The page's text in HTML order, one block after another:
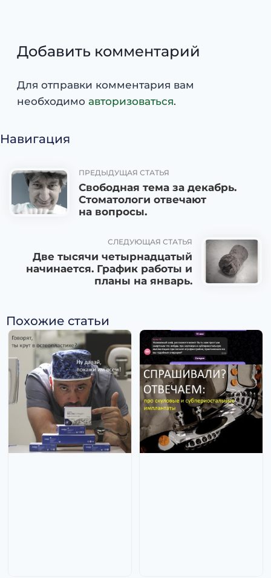
Добавить комментарий
Для отправки комментария вам
необходимо авторизоваться.
Навигация
ПРЕДЫДУЩАЯ СТАТЬЯ
Свободная тема за декабрь.
Стоматологи отвечают
на вопросы.
СЛЕДУЮЩАЯ СТАТЬЯ
Две тысячи четырнадцатый
начинается. График работы и
планы на январь.
Похожие статьи